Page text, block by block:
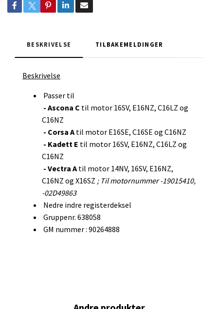
BESKRIVELSE TILBAKEMELDINGER
Beskrivelse
Passer til
- Ascona C til motor 16SV, E16NZ, C16LZ og
C16NZ
- Corsa Atil motor E16SE, C16SE og C16NZ
- Kadett E til motor 16SV, E16NZ, C16LZ og
C16NZ
- Vectra Atil motor 14NV, 16SV, E16NZ,
C16NZ og X16SZ ; Til motornummer -19015410,
-02D49863
Nedre indre registerdeksel
Gruppenr. 638058
GM nummer : 90264888